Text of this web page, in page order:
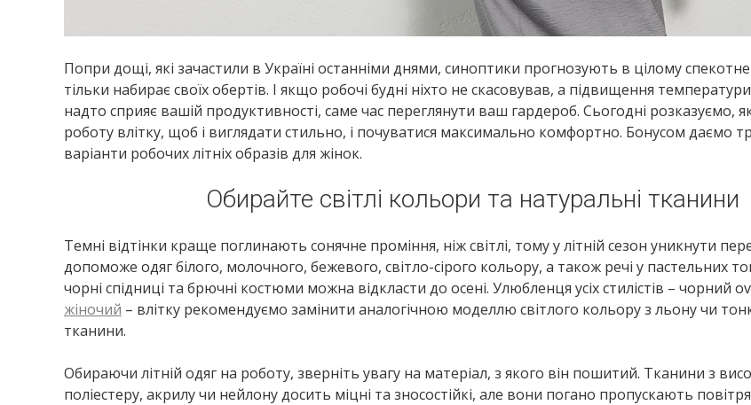
Попри дощі, які зачастили в Україні останніми днями, синоптики прогнозують в цілому
тільки набирає своїх обертів. І якщо робочі будні ніхто не скасовував, а підвищення
надто сприяє вашій продуктивності, саме час переглянути ваш гардероб. Сьогодні розказуємо,
роботу влітку, щоб і виглядати стильно, і почуватися максимально комфортно. Бонусом даємо
варіанти робочих літніх образів для жінок.
Обирайте світлі кольори та натуральні тканини
Темні відтінки краще поглинають сонячне проміння, ніж світлі, тому у літній сезон уникнути
допоможе одяг білого, молочного, бежевого, світло-сірого кольору, а також речі у пастельних
чорні спідниці та брючні костюми можна відкласти до осені. Улюбленця усіх стилістів – чорний
жіночий – влітку рекомендуємо замінити аналогічною моделлю світлого кольору з льону чи
тканини.
Обираючи літній одяг на роботу, зверніть увагу на матеріал, з якого він пошитий. Тканини з
поліестеру, акрилу чи нейлону досить міцні та зносостійкі, але вони погано пропускають повітря